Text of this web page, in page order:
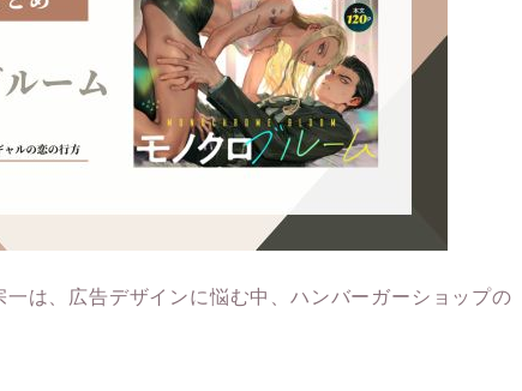
は、広告デザインに悩む中、ハンバーガーショップの